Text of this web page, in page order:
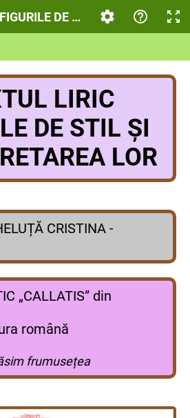
DE STIL ȘI
LIRIC
DE STIL ȘI
LOR
CRISTINA -
„CALLATIS” din
română
frumusețea